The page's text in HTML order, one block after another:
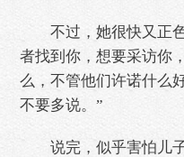
不过，她很快又正色
者找到你，想要采访你
么，不管他们许诺什么
不要多说。”
说完，似乎害怕儿子